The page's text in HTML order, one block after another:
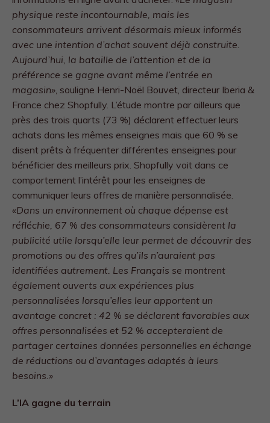
physique reste incontournable, mais les
consommateurs arrivent désormais mieux informés
avec une intention d’achat souvent déjà construite.
Aujourd’hui, la bataille de l’attention et de la
préférence se gagne avant même l’entrée en
magasin», souligne Henri-Noël Bouvet, directeur Iberia &
France chez Shopfully. L’étude montre par ailleurs que
près des trois quarts (73 %) déclarent effectuer leurs
achats dans les mêmes enseignes mais que 60 % se
disent prêts à fréquenter différentes enseignes pour
bénéficier des meilleurs prix. Shopfully voit dans ce
comportement l’intérêt pour les enseignes de
communiquer leurs offres de manière personnalisée.
«Dans un environnement où chaque dépense est
réfléchie, 67 % des consommateurs considèrent la
publicité utile lorsqu’elle leur permet de découvrir des
promotions ou des offres qu’ils n’auraient pas
identifiées autrement. Les Français se montrent
également ouverts aux expériences plus
personnalisées lorsqu’elles leur apportent un
avantage concret : 42 % se déclarent favorables aux
offres personnalisées et 52 % accepteraient de
partager certaines données personnelles en échange
de réductions ou d’avantages adaptés à leurs
besoins.»
L’IA gagne du terrain